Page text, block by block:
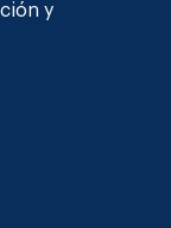
y